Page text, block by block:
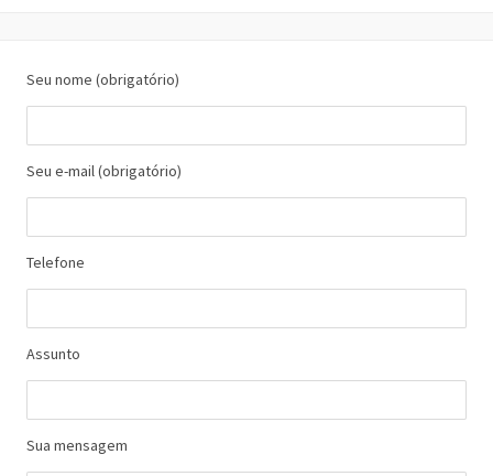
Seu nome (obrigatório)
Seu e-mail (obrigatório)
Telefone
Assunto
Sua mensagem